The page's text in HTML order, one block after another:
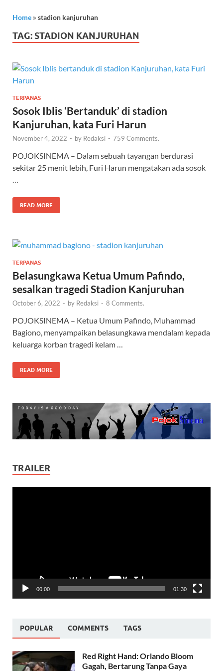
Home » stadion kanjuruhan
TAG: STADION KANJURUHAN
TERPANAS
Sosok Iblis ‘Bertanduk’ di stadion
Kanjuruhan, kata Furi Harun
November 4, 2022 - by Redaksi - 759 Comments.
POJOKSINEMA – Dalam sebuah tayangan berdurasi
sekitar 25 menit lebih, Furi Harun mengatakan ada sosok
READ MORE
TERPANAS
Belasungkawa Ketua Umum Pafindo,
sesalkan tragedi Stadion Kanjuruhan
October 6, 2022 - by Redaksi - 8 Comments.
POJOKSINEMA – Ketua Umum Pafindo, Muhammad
Bagiono, menyampaikan belasungkawa mendalam kepada
keluarga korban tragedi kelam …
READ MORE
TRAILER
00:00 01:30
POPULAR COMMENTS TAGS
Red Right Hand: Orlando Bloom
Gagah, Bertarung Tanpa Gaya